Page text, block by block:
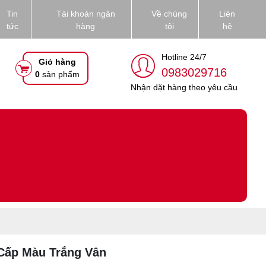
Tin
tức
Tài khoản ngân
hàng
Về chúng
tôi
Liên
hệ
Giỏ hàng
0 sản phẩm
Hotline 24/7
0983029716
Nhận dặt hàng theo yêu cầu
Màu Trắng Vân